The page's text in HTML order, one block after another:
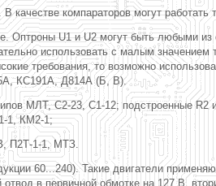
компараторов могут работать
Оптроны U1 и U2 могут быть любыми
использовать с малым значением
требования, то возможно
КС191А, Д814А (Б, В).
МЛТ, С2-23, С1-12; подстроенные
1, КМ2-1;
П2Т-1-1, МТЗ.
60...240). Такие двигатели
в первичной обмотке на 127 В,